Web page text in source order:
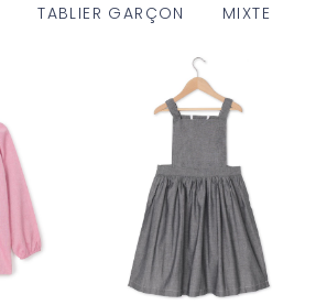
TABLIER GARÇON MIXTE